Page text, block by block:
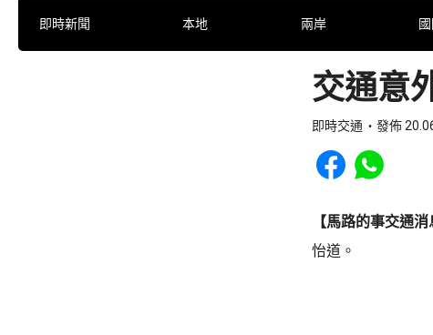
即時新聞 本地 兩岸
交通意
即時交通 發佈
Share to Facebook
Share to
【馬路的事交通消
怡道。